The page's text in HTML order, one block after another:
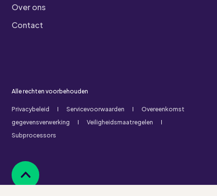
Over ons
Contact
Alle rechten voorbehouden
Privacybeleid Servicevoorwaarden
Overeenkomst
gegevensverwerking
Veiligheidsmaatregelen
Subprocessors